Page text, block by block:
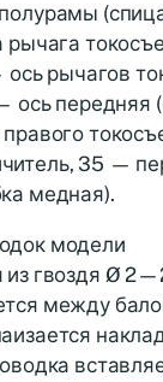
ось рычагов
ось передняя
35 —
медная).
модели
из гвоздя Ø
между